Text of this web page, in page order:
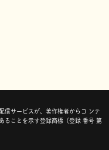
信サービスが、著作権者からコ ンテ
ることを示す登録商標（登録 番号 第